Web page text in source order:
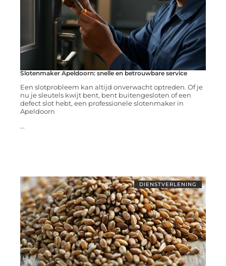
Slotenmaker Apeldoorn: snelle en betrouwbare service
Een slotprobleem kan altijd onverwacht optreden. Of je
nu je sleutels kwijt bent, bent buitengesloten of een
defect slot hebt, een professionele slotenmaker in
Apeldoorn
...
DIENSTVERLENING